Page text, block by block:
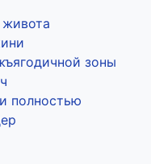
зоны
полностью